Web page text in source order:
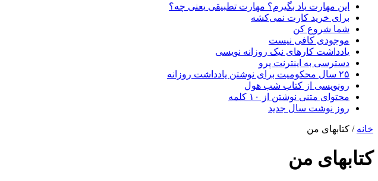
این مهارت یاد بگیرم؟ مهارت تطبیقی یعنی چه؟
برای خرید کارت نمی‌‌کشه
شما شروع کن
موجودی کافی نیست
یادداشت کارهای نیک روزانه نویسی
دسترسی به اینترنت پرو
۲۵ سال محکومیت برای نوشتن یادداشت روزانه
رونویسی از کتاب شب هول
محتوای متنی نوشتن از ۱۰ کلمه
روز نوشت سال جدید
خانه / کتابهای من
کتابهای من